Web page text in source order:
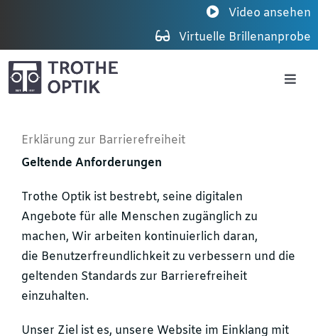
springen
Video ansehen
Virtuelle Brillenanprobe
Kontaktlinsen
Über Trothe Optik
Erklärung zur Barrierefreiheit
Geltende Anforderungen
Trothe Optik ist bestrebt, seine digitalen
Angebote für alle Menschen zugänglich zu
machen, Wir arbeiten kontinuierlich daran,
die Benutzerfreundlichkeit zu verbessern und die
geltenden Standards zur Barrierefreiheit
einzuhalten.
Unser Ziel ist es, unsere Website im Einklang mit